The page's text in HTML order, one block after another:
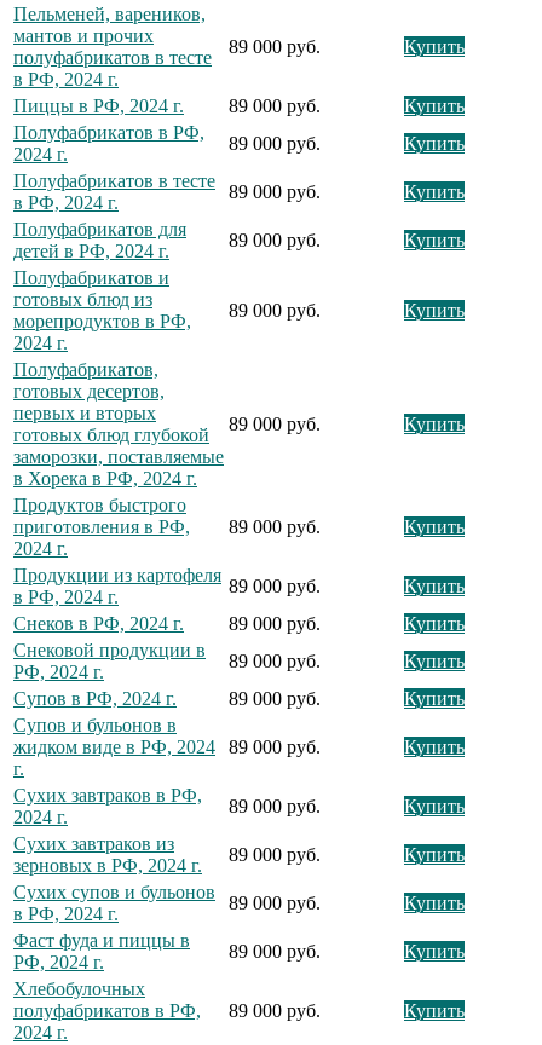
Пельменей, вареников,
мантов и прочих
полуфабрикатов в тесте
в РФ, 2024 г.
89 000 руб. Купить
Пиццы в РФ, 2024 г. 89 000 руб.
Купить
Полуфабрикатов в РФ,
2024 г.
89 000 руб.
Купить
Полуфабрикатов в тесте
в РФ, 2024 г.
89 000 руб.
Купить
Полуфабрикатов для
детей в РФ, 2024 г.
89 000 руб.
Купить
Полуфабрикатов и
готовых блюд из
морепродуктов в РФ,
2024 г.
89 000 руб. Купить
Полуфабрикатов,
готовых десертов,
первых и вторых
готовых блюд глубокой
заморозки, поставляемые
в Хорека в РФ, 2024 г.
89 000 руб. Купить
Продуктов быстрого
приготовления в РФ,
2024 г.
89 000 руб. Купить
Продукции из картофеля
в РФ, 2024 г.
89 000 руб.
Купить
Снеков в РФ, 2024 г.
89 000 руб.
Купить
Снековой продукции в
РФ, 2024 г.
89 000 руб.
Купить
Супов в РФ, 2024 г.
89 000 руб.
Купить
Супов и бульонов в
жидком виде в РФ, 2024
г.
89 000 руб. Купить
Сухих завтраков в РФ,
2024 г.
89 000 руб.
Купить
Сухих завтраков из
зерновых в РФ, 2024 г.
89 000 руб.
Купить
Сухих супов и бульонов
в РФ, 2024 г.
89 000 руб.
Купить
Фаст фуда и пиццы в
РФ, 2024 г.
89 000 руб.
Купить
Хлебобулочных
полуфабрикатов в РФ,
2024 г.
89 000 руб. Купить